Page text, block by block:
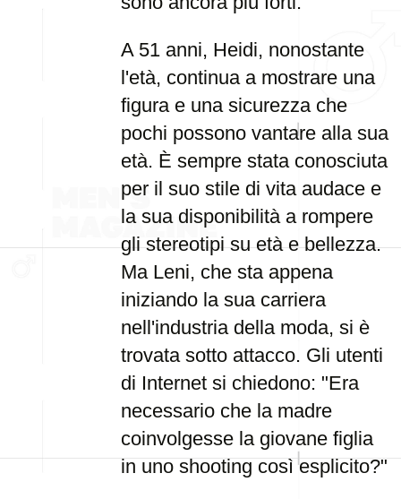
A 51 anni, Heidi, nonostante
l'età, continua a mostrare una
figura e una sicurezza che
pochi possono vantare alla sua
età. È sempre stata conosciuta
per il suo stile di vita audace e
la sua disponibilità a rompere
gli stereotipi su età e bellezza.
Ma Leni, che sta appena
iniziando la sua carriera
nell'industria della moda, si è
trovata sotto attacco. Gli utenti
di Internet si chiedono: "Era
necessario che la madre
coinvolgesse la giovane figlia
in uno shooting così esplicito?"